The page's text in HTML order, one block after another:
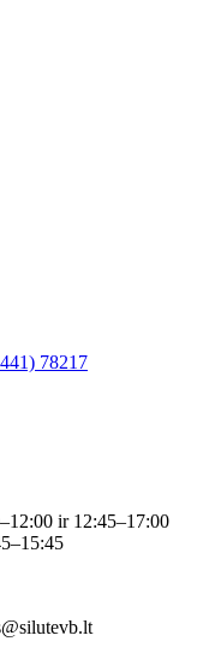
78217
ir 12:45–17:00